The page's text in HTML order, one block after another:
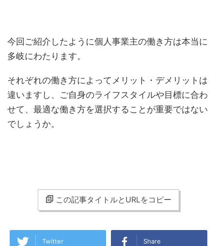
今回ご紹介したように個人事業主の働き方は本当に
多岐にわたります。
それぞれの働き方によってメリット・デメリットは
違いますし、ご自身のライフスタイルや目標に合わ
せて、最適な働き方を選択することが重要ではない
でしょうか。
この記事タイトルとURLをコピー
Twitter Share